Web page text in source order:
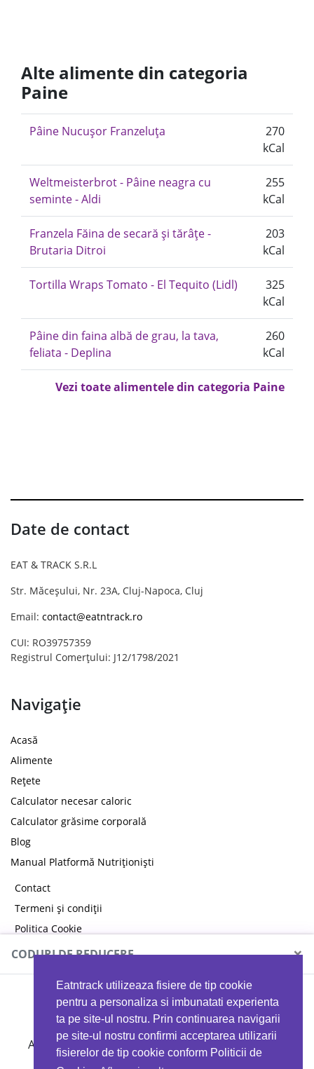
Eatntrack utilizeaza fisiere de tip cookie
pentru a personaliza si imbunatati experienta
ta pe site-ul nostru. Prin continuarea navigarii
pe site-ul nostru confirmi acceptarea utilizarii
fisierelor de tip cookie conform Politicii de
Alte alimente din categoria
Paine
Pâine Nucușor Franzeluța
270
kCal
Weltmeisterbrot - Pâine neagra cu
seminte - Aldi
255
kCal
Franzela Făina de secară și tărâțe -
Brutaria Ditroi
203
kCal
Tortilla Wraps Tomato - El Tequito (Lidl)
325
kCal
Pâine din faina albă de grau, la tava,
feliata - Deplina
260
kCal
Vezi toate alimentele din categoria Paine
Date de contact
EAT & TRACK S.R.L
Str. Măceșului, Nr. 23A, Cluj-Napoca, Cluj
Email: contact@eatntrack.ro
CUI: RO39757359
Registrul Comerțului: J12/1798/2021
Navigație
Acasă
Alimente
Rețete
Calculator necesar caloric
Calculator grăsime corporală
Blog
Manual Platformă Nutriționiști
Contact
Termeni și condiții
Politica Cookie
Politica de confidențialitate
CODURI DE REDUCERE ×
MYPROTEIN
Ai 40%reducere la orice comandă folosind codul
EATTRACK